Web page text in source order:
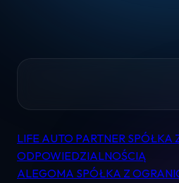
Pomoc
Nawigacja
wpisu
LIFE AUTO PARTNER SPÓŁKA
ODPOWIEDZIALNOŚCIĄ
ALEGOMA SPÓŁKA Z